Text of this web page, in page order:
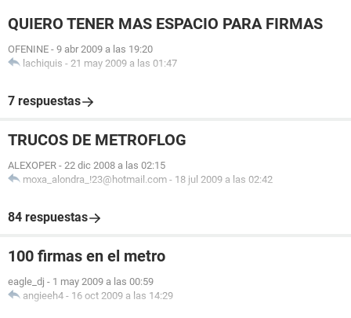
QUIERO TENER MAS ESPACIO PARA FIRMAS
OFENINE - 9 abr 2009 a las 19:20
lachiquis - 21 may 2009 a las 01:47
7 respuestas
TRUCOS DE METROFLOG
ALEXOPER - 22 dic 2008 a las 02:15
moxa_alondra_!23@hotmail.com - 18 jul 2009 a las 02:42
84 respuestas
100 firmas en el metro
eagle_dj - 1 may 2009 a las 00:59
angieeh4 - 16 oct 2009 a las 14:29